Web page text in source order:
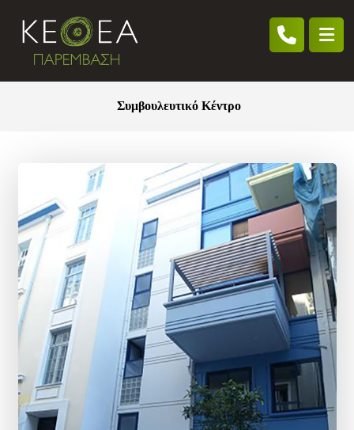
Συμβουλευτικό Κέντρο